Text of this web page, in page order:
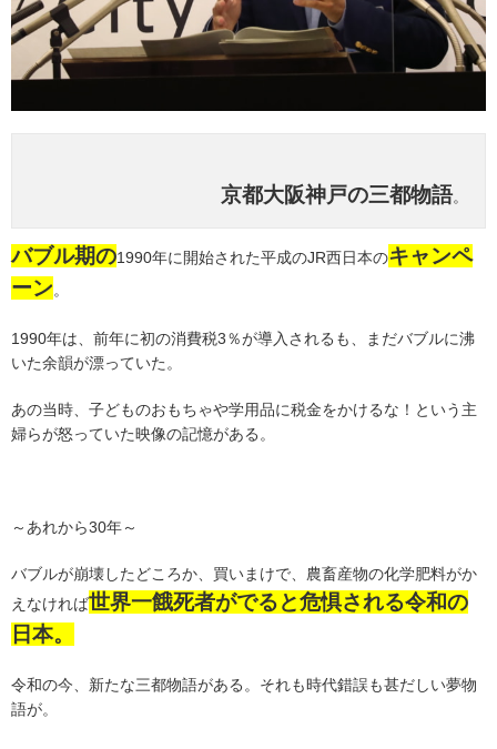
京都大阪神戸の三都物語。
バブル期の1990年に開始された平成のJR西日本のキャンペ
ーン。
1990年は、前年に初の消費税3％が導入されるも、まだバブルに沸
いた余韻が漂っていた。
あの当時、子どものおもちゃや学用品に税金をかけるな！という主
婦らが怒っていた映像の記憶がある。
～あれから30年～
バブルが崩壊したどころか、買いまけで、農畜産物の化学肥料がか
えなければ世界一餓死者がでると危惧される令和の
日本。
令和の今、新たな三都物語がある。それも時代錯誤も甚だしい夢物
語が。